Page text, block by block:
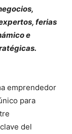
ferias
e
emprendedor
para
del